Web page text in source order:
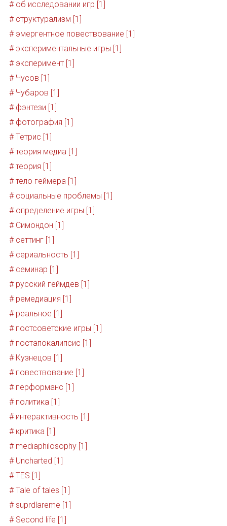
# об исследовании игр [1]
# структурализм [1]
# эмергентное повествование [1]
# экспериментальные игры [1]
# эксперимент [1]
# Чусов [1]
# Чубаров [1]
# фэнтези [1]
# фотография [1]
# Тетрис [1]
# теория медиа [1]
# теория [1]
# тело геймера [1]
# социальные проблемы [1]
# определение игры [1]
# Симондон [1]
# сеттинг [1]
# сериальность [1]
# семинар [1]
# русский геймдев [1]
# ремедиация [1]
# реальное [1]
# постсоветские игры [1]
# постапокалипсис [1]
# Кузнецов [1]
# повествование [1]
# перформанс [1]
# политика [1]
# интерактивность [1]
# критика [1]
# mediaphilosophy [1]
# Uncharted [1]
# TES [1]
# Tale of tales [1]
# suprdlareme [1]
# Second life [1]